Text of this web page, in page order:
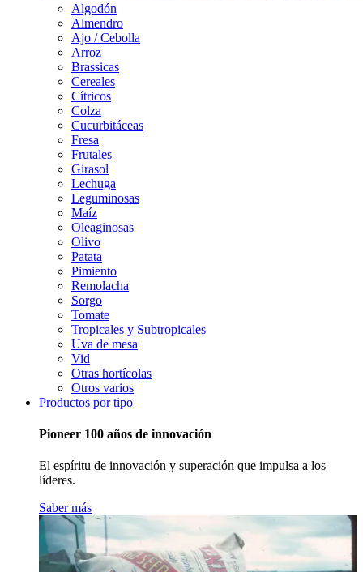
Algodón
Almendro
Ajo / Cebolla
Arroz
Brassicas
Cereales
Cítricos
Colza
Cucurbitáceas
Fresa
Frutales
Girasol
Lechuga
Leguminosas
Maíz
Oleaginosas
Olivo
Patata
Pimiento
Remolacha
Sorgo
Tomate
Tropicales y Subtropicales
Uva de mesa
Vid
Otras hortícolas
Otros varios
Productos por tipo
Pioneer 100 años de innovación
El espíritu de innovación y superación que impulsa a los
líderes.
Saber más